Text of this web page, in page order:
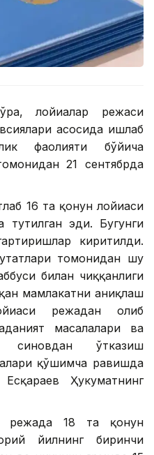
лойиҳалар режаси
асосида ишлаб
фаолияти бўйича
21 сентябрда
16 та қонун лойиҳаси
эди. Бугунги
киритилди.
томонидан шу
билан чиққанлиги
мамлакатни аниқлаш
режадан олиб
масалалари ва
синовдан ўтказиш
қўшимча равишда
Ҳукуматнинг
режада 18 та қонун
йилнинг биринчи